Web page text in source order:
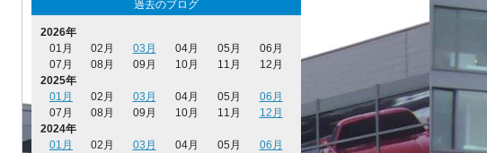
過去のブログ
2026年
01月
02月 03月 04月 05月
06月
07月
08月 09月 10月 11月
12月
2025年
01月
02月 03月 04月 05月
06月
07月
08月 09月 10月 11月
12月
2024年
01月
02月 03月 04月 05月
06月